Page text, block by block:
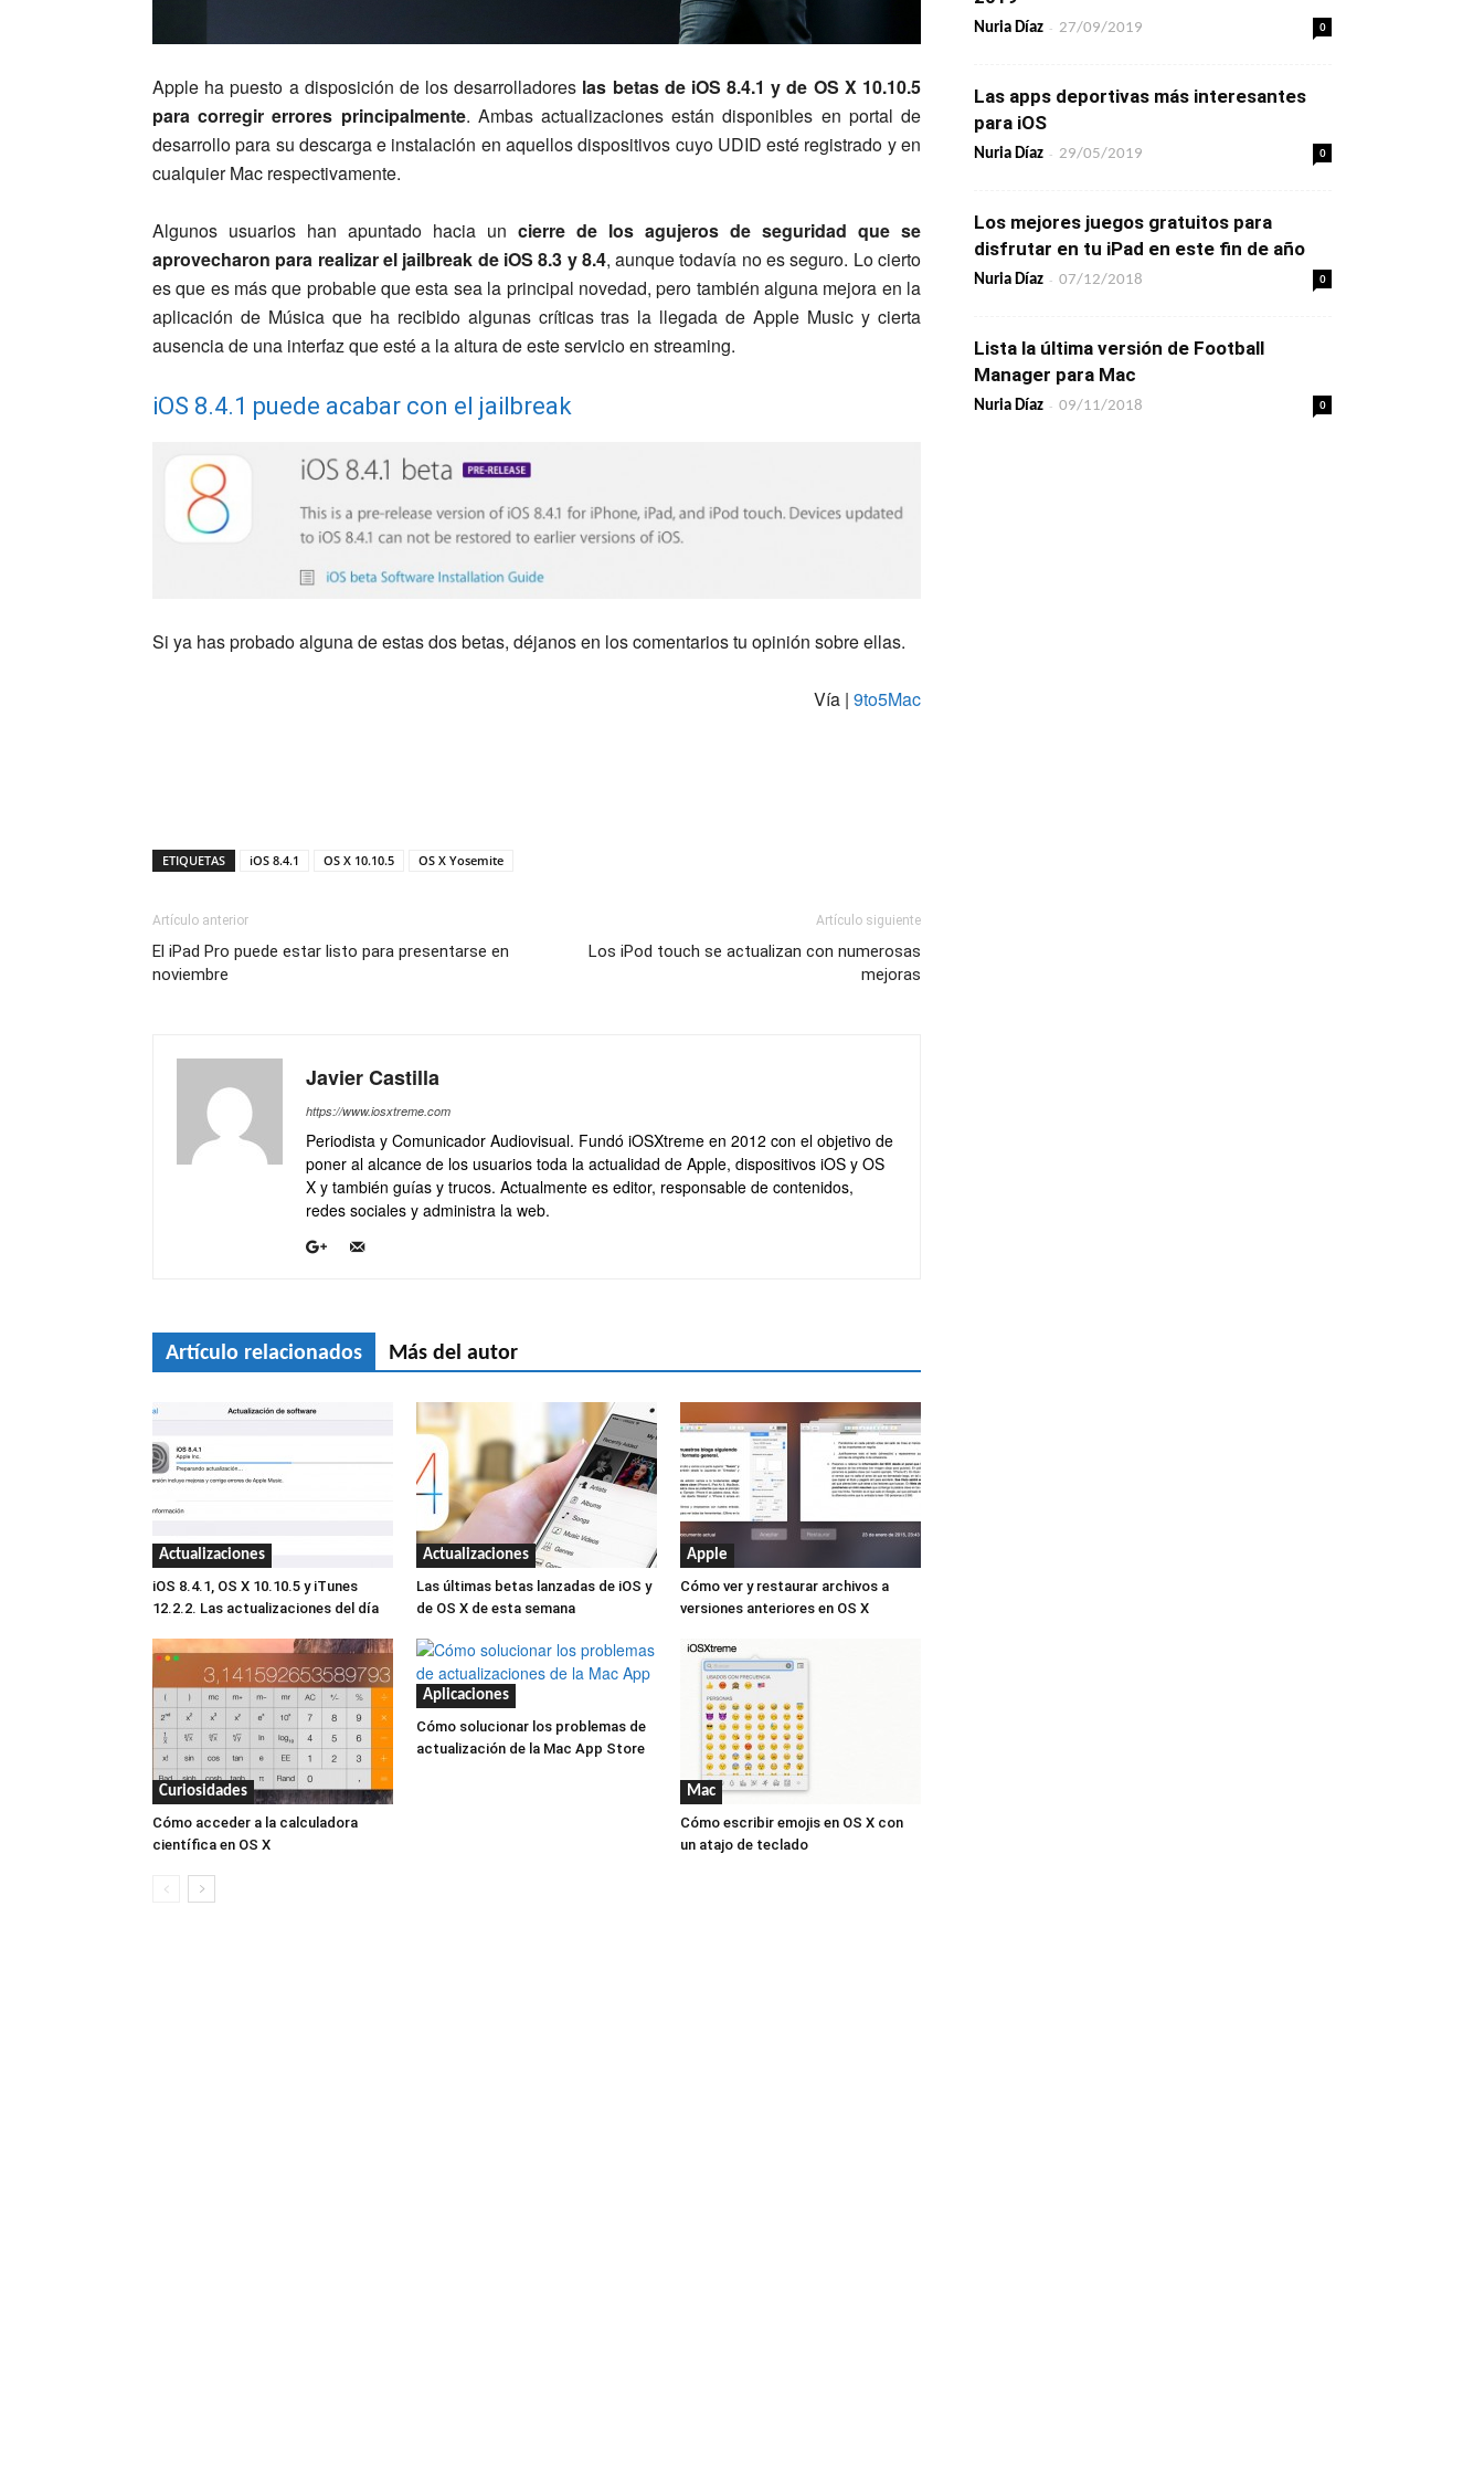
Apple ha puesto a disposición de los desarrolladores las betas de iOS 8.4.1 y de OS X 10.10.5
para corregir errores principalmente. Ambas actualizaciones están disponibles en portal de
desarrollo para su descarga e instalación en aquellos dispositivos cuyo UDID esté registrado y en
cualquier Mac respectivamente.
Algunos usuarios han apuntado hacia un cierre de los agujeros de seguridad que se
aprovecharon para realizar el jailbreak de iOS 8.3 y 8.4, aunque todavía no es seguro. Lo cierto
es que es más que probable que esta sea la principal novedad, pero también alguna mejora en la
aplicación de Música que ha recibido algunas críticas tras la llegada de Apple Music y cierta
ausencia de una interfaz que esté a la altura de este servicio en streaming.
iOS 8.4.1 puede acabar con el jailbreak
Si ya has probado alguna de estas dos betas, déjanos en los comentarios tu opinión sobre ellas.
Vía | 9to5Mac
ETIQUETAS iOS 8.4.1 OS X 10.10.5 OS X Yosemite
Artículo anterior
El iPad Pro puede estar listo para presentarse en
noviembre
Artículo siguiente
Los iPod touch se actualizan con numerosas
mejoras
Javier Castilla
https://www.iosxtreme.com
Periodista y Comunicador Audiovisual. Fundó iOSXtreme en 2012 con el objetivo de
poner al alcance de los usuarios toda la actualidad de Apple, dispositivos iOS y OS
X y también guías y trucos. Actualmente es editor, responsable de contenidos,
redes sociales y administra la web.
Artículo relacionados Más del autor
Actualizaciones
iOS 8.4.1, OS X 10.10.5 y iTunes
12.2.2. Las actualizaciones del día
Actualizaciones
Las últimas betas lanzadas de iOS y
de OS X de esta semana
Apple
Cómo ver y restaurar archivos a
versiones anteriores en OS X
Curiosidades
Cómo acceder a la calculadora
científica en OS X
Aplicaciones
Cómo solucionar los problemas de
actualización de la Mac App Store
Mac
Cómo escribir emojis en OS X con
un atajo de teclado
Nuria Díaz - 27/09/2019 0
Las apps deportivas más interesantes
para iOS
Nuria Díaz - 29/05/2019 0
Los mejores juegos gratuitos para
disfrutar en tu iPad en este fin de año
Nuria Díaz - 07/12/2018 0
Lista la última versión de Football
Manager para Mac
Nuria Díaz - 09/11/2018 0